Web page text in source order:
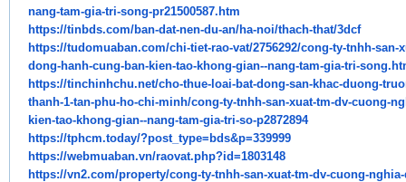
nang-tam-gia-tri-song-pr21500587.htm
https://tinbds.com/ban-dat-nen-du-an/ha-noi/thach-that/3dcf
https://tudomuaban.com/chi-tiet-rao-vat/2756292/cong-ty-tnhh-san-
dong-hanh-cung-ban-kien-tao-khong-gian--nang-tam-gia-tri-
https://tinchinhchu.net/cho-thue-loai-bat-dong-san-khac-duong-
thanh-1-tan-phu-ho-chi-minh/cong-ty-tnhh-san-xuat-tm-dv-cuong-
kien-tao-khong-gian--nang-tam-gia-tri-so-p2872894
https://tphcm.today/?post_ type=bds&p=339999
https://webmuaban.vn/raovat.php?id=1803148
https://vn2.com/property/cong-ty-tnhh-san-xuat-tm-dv-cuong-